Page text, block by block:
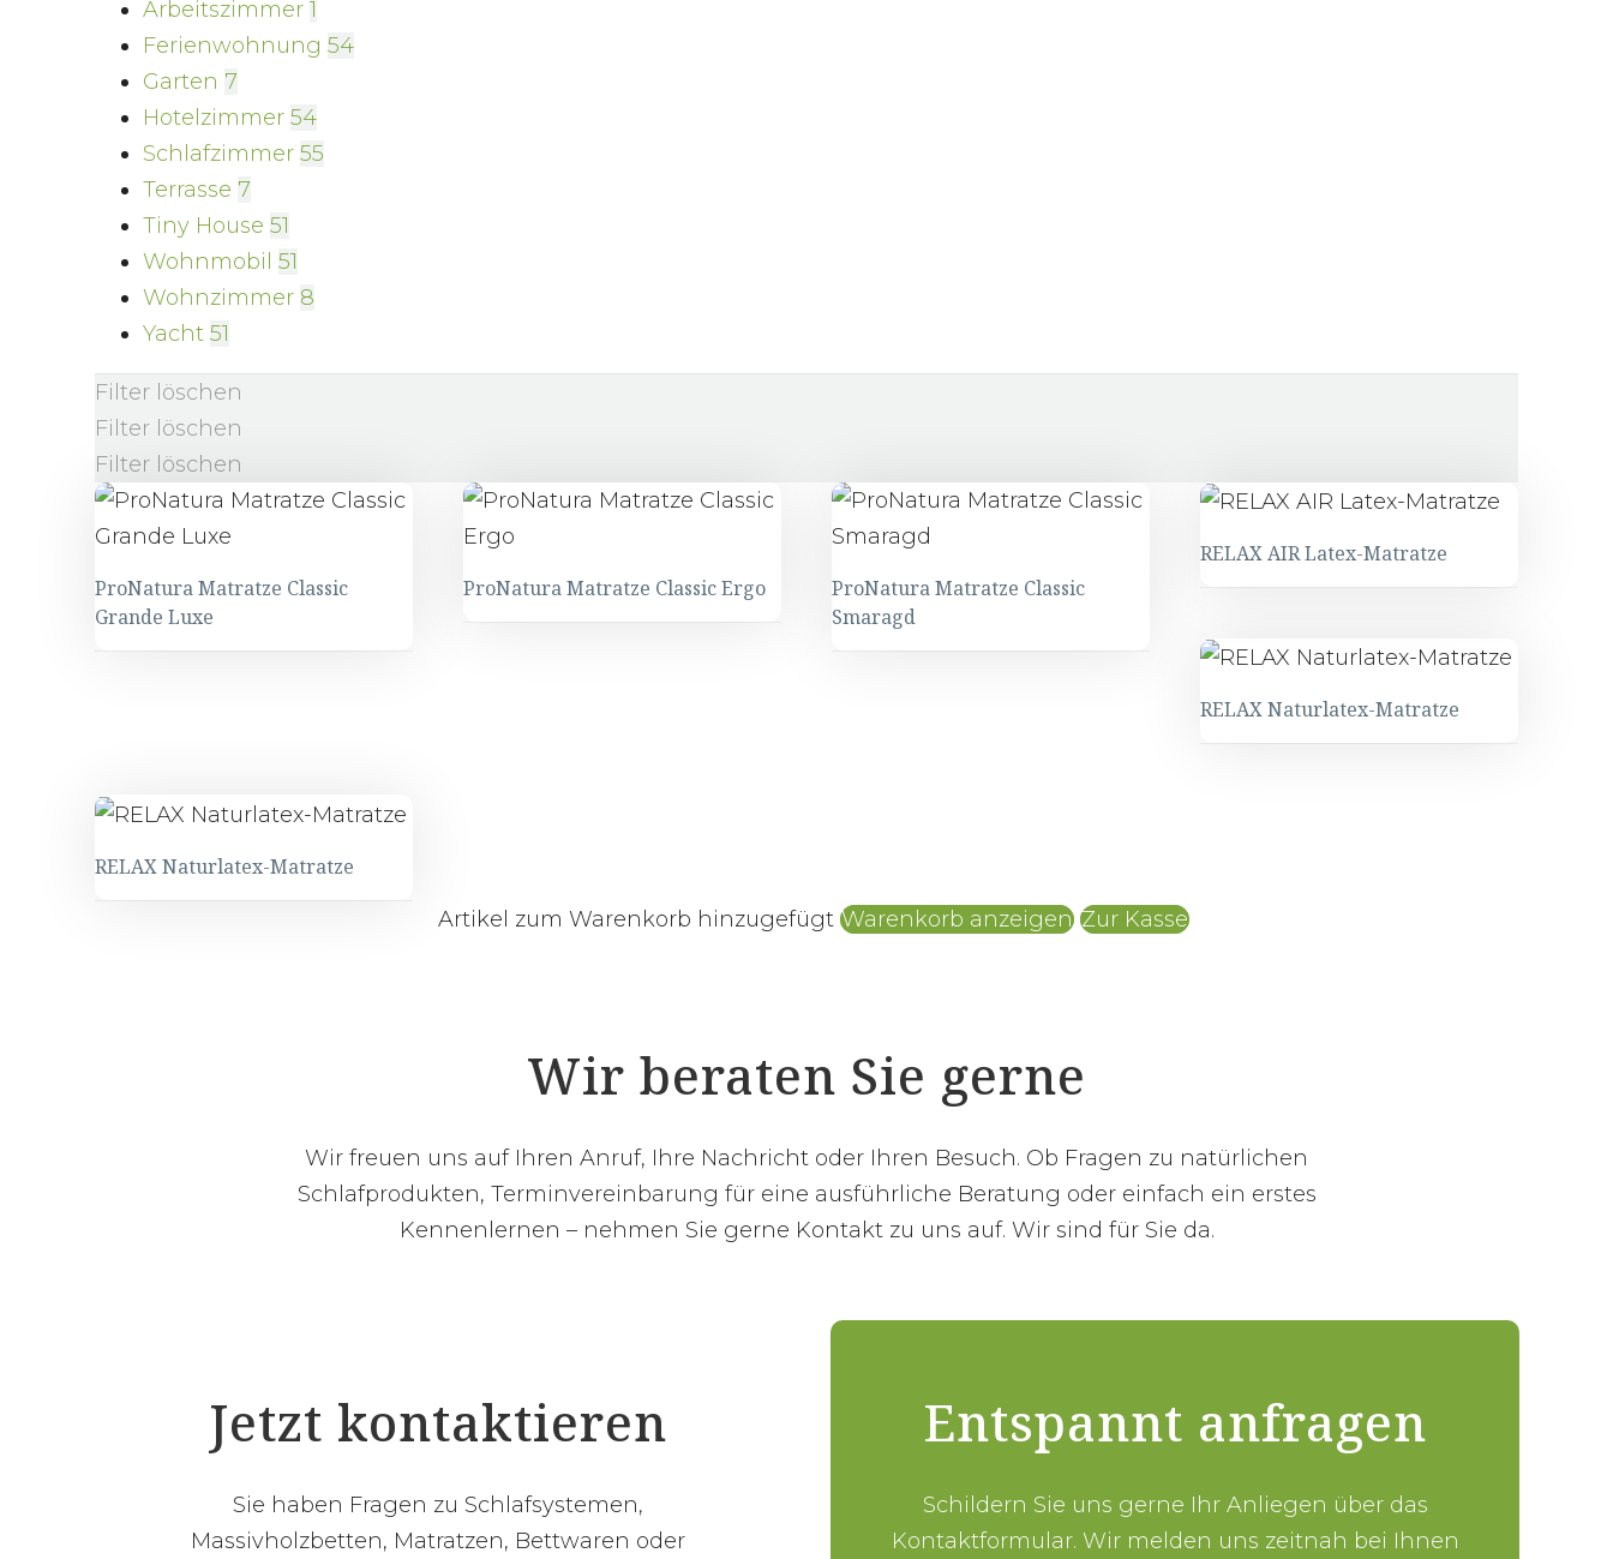
Arbeitszimmer 1
Ferienwohnung 54
Garten 7
Hotelzimmer 54
Schlafzimmer 55
Terrasse 7
Tiny House 51
Wohnmobil 51
Wohnzimmer 8
Yacht 51
Filter löschen
Filter löschen
Filter löschen
ProNatura Matratze Classic
Grande Luxe
ProNatura Matratze Classic Ergo
ProNatura Matratze Classic
Smaragd
RELAX AIR Latex-Matratze
RELAX Naturlatex-Matratze
RELAX Naturlatex-Matratze
Artikel zum Warenkorb hinzugefügt Warenkorb anzeigen Zur Kasse
Wir beraten Sie gerne
Wir freuen uns auf Ihren Anruf, Ihre Nachricht oder Ihren Besuch. Ob Fragen zu natürlichen
Schlafprodukten, Terminvereinbarung für eine ausführliche Beratung oder einfach ein erstes
Kennenlernen – nehmen Sie gerne Kontakt zu uns auf. Wir sind für Sie da.
Jetzt kontaktieren
Sie haben Fragen zu Schlafsystemen,
Massivholzbetten, Matratzen, Bettwaren oder
Entspannt anfragen
Schildern Sie uns gerne Ihr Anliegen über das
Kontaktformular. Wir melden uns zeitnah bei Ihnen